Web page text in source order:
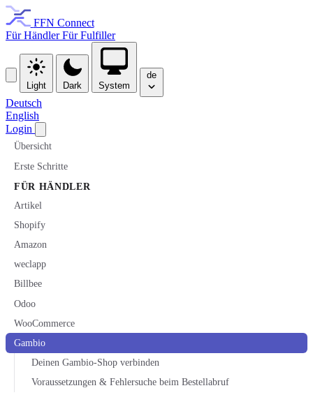
FFN Connect
Für HändlerFür Fulfiller
Light Dark System
de
Deutsch
English
Login
Übersicht
Erste Schritte
FÜR HÄNDLER
Artikel
Shopify
Amazon
weclapp
Billbee
Odoo
WooCommerce
Gambio
Deinen Gambio-Shop verbinden
Voraussetzungen & Fehlersuche beim Bestellabruf